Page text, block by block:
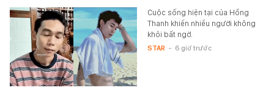
Cuộc sống hiện tại của Hồng
Thanh khiến nhiều người không
khỏi bất ngờ.
STAR - 6 giờ trước